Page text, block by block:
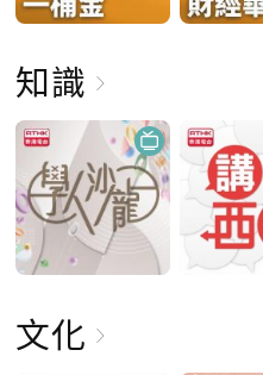
知識
文化